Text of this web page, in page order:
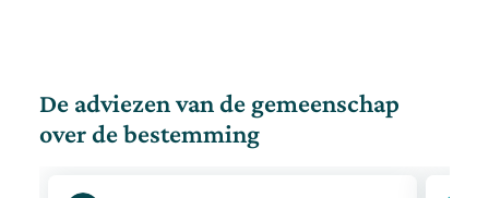
De adviezen van de gemeenschap
over de bestemming